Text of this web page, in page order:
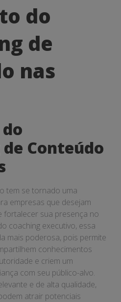
do
de
nas
Conteúdo
tem se tornado uma
empresas que desejam
fortalecer sua presença no
coaching executivo, essa
mais poderosa, pois permite
conhecimentos
e criem um
com seu público-alvo.
e de alta qualidade,
atrair potenciais